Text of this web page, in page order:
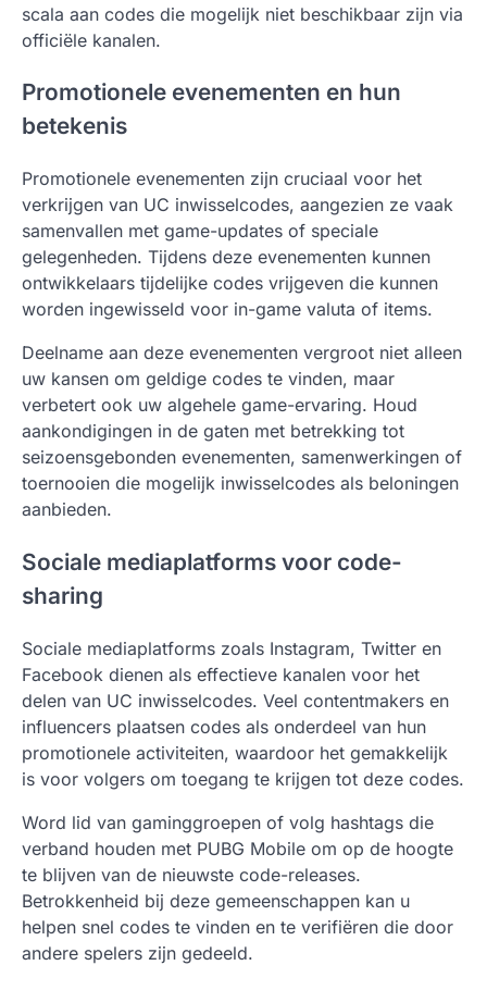
scala aan codes die mogelijk niet beschikbaar zijn via
officiële kanalen.
Promotionele evenementen en hun
betekenis
Promotionele evenementen zijn cruciaal voor het
verkrijgen van UC inwisselcodes, aangezien ze vaak
samenvallen met game-updates of speciale
gelegenheden. Tijdens deze evenementen kunnen
ontwikkelaars tijdelijke codes vrijgeven die kunnen
worden ingewisseld voor in-game valuta of items.
Deelname aan deze evenementen vergroot niet alleen
uw kansen om geldige codes te vinden, maar
verbetert ook uw algehele game-ervaring. Houd
aankondigingen in de gaten met betrekking tot
seizoensgebonden evenementen, samenwerkingen of
toernooien die mogelijk inwisselcodes als beloningen
aanbieden.
Sociale mediaplatforms voor code-
sharing
Sociale mediaplatforms zoals Instagram, Twitter en
Facebook dienen als effectieve kanalen voor het
delen van UC inwisselcodes. Veel contentmakers en
influencers plaatsen codes als onderdeel van hun
promotionele activiteiten, waardoor het gemakkelijk
is voor volgers om toegang te krijgen tot deze codes.
Word lid van gaminggroepen of volg hashtags die
verband houden met PUBG Mobile om op de hoogte
te blijven van de nieuwste code-releases.
Betrokkenheid bij deze gemeenschappen kan u
helpen snel codes te vinden en te verifiëren die door
andere spelers zijn gedeeld.